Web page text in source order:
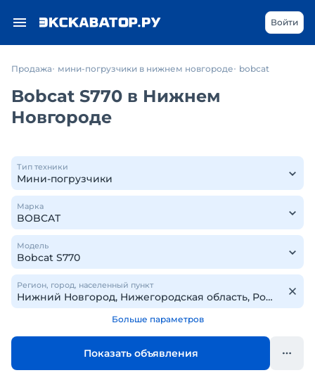
Войти
Продажа мини-погрузчики в нижнем новгороде bobcat
Bobcat S770 в Нижнем
Новгороде
Тип техники
Марка
Модель
Регион, город, населенный пункт
Больше параметров
Показать объявления